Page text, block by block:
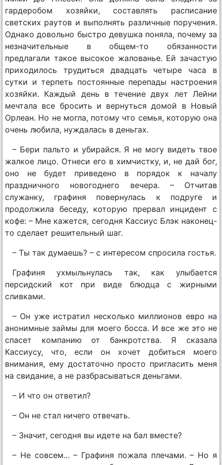
гардеробом хозяйки, составлять расписание
светских раутов и выполнять различные поручения.
Однако довольно быстро девушка поняла, почему за
незначительные в общем-то обязанности
предлагали такое высокое жалованье. Ей зачастую
приходилось трудиться двадцать четыре часа в
сутки и терпеть постоянные перепады настроения
хозяйки. Каждый день в течение двух лет Лейни
мечтала все бросить и вернуться домой в Новый
Орлеан. Но не могла, потому что семья, которую она
очень любила, нуждалась в деньгах.
– Бери пальто и убирайся. Я не могу видеть твое
жалкое лицо. Отнеси его в химчистку, и, не дай бог,
оно не будет приведено в порядок к началу
праздничного новогоднего вечера. – Отчитав
служанку, графиня повернулась к подруге и
продолжила беседу, которую прервал инцидент с
кофе: – Мне кажется, сегодня Кассиус Блэк наконец-
то сделает решительный шаг.
– Ты так думаешь? – с интересом спросила гостья.
Графиня ухмыльнулась так, как улыбается
персидский кот при виде блюдца с жирными
сливками.
– Он уже истратил несколько миллионов евро на
анонимные займы для моего босса. И все же это не
спасет компанию от банкротства. Я сказала
Кассиусу, что, если он хочет добиться моего
внимания, ему достаточно просто пригласить меня
на свидание, а не разбрасываться деньгами.
– И что он ответил?
– Он не стал ничего отвечать.
– Значит, сегодня вы идете на бал вместе?
– Не совсем… – Графиня пожала плечами. – Но я